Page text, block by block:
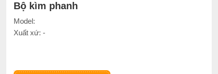
Bộ kìm phanh
Model:
Xuất xứ: -